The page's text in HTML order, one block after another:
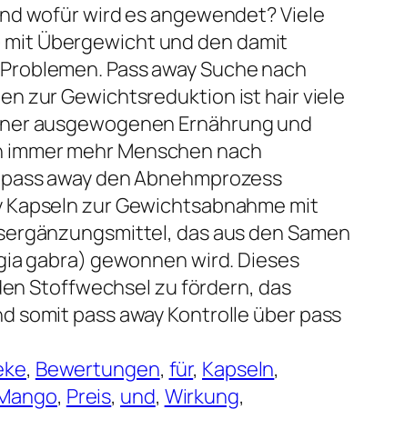
wofür wird es angewendet? Viele
Übergewicht und den damit
Pass away Suche nach
zur Gewichtsreduktion ist hair viele
ausgewogenen Ernährung und
mehr Menschen nach
away den Abnehmprozess
zur Gewichtsabnahme mit
das aus den Samen
gabra) gewonnen wird. Dieses
Stoffwechsel zu fördern, das
somit pass away Kontrolle über pass
, Bewertungen, für, Kapseln
, Preis, und, Wirkung